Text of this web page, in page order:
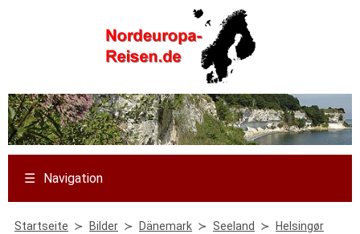
☰ Navigation
Startseite Bilder Dänemark Seeland
Helsingør